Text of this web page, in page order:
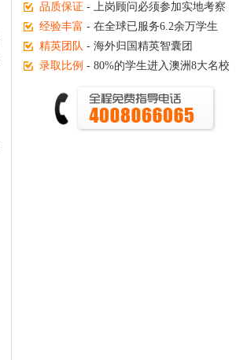
品质保证 - 上岗顾问必须参加实地考察
经验丰富 - 在全球已服务6.2余万学生
精英团队 - 海外归国精英智囊团
录取比例 - 80%的学生进入澳洲8大名校